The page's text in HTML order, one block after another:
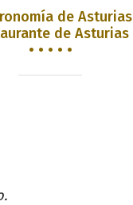
de Asturias
de Asturias
• • • • •